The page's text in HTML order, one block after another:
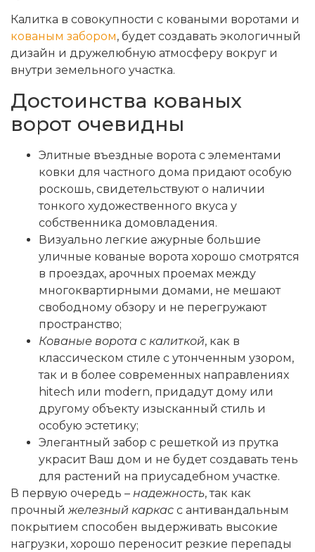
Калитка в совокупности с коваными воротами и
кованым забором, будет создавать экологичный
дизайн и дружелюбную атмосферу вокруг и
внутри земельного участка.
Достоинства кованых
ворот очевидны
Элитные въездные ворота с элементами
ковки для частного дома придают особую
роскошь, свидетельствуют о наличии
тонкого художественного вкуса у
собственника домовладения.
Визуально легкие ажурные большие
уличные кованые ворота хорошо смотрятся
в проездах, арочных проемах между
многоквартирными домами, не мешают
свободному обзору и не перегружают
пространство;
Кованые ворота с калиткой, как в
классическом стиле с утонченным узором,
так и в более современных направлениях
hitech или modern, придадут дому или
другому объекту изысканный стиль и
особую эстетику;
Элегантный забор с решеткой из прутка
украсит Ваш дом и не будет создавать тень
для растений на приусадебном участке.
В первую очередь – надежность, так как
прочный железный каркас с антивандальным
покрытием способен выдерживать высокие
нагрузки, хорошо переносит резкие перепады